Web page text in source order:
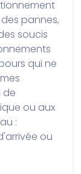
pannes,
soucis
qui ne
de
ou aux
:
ou